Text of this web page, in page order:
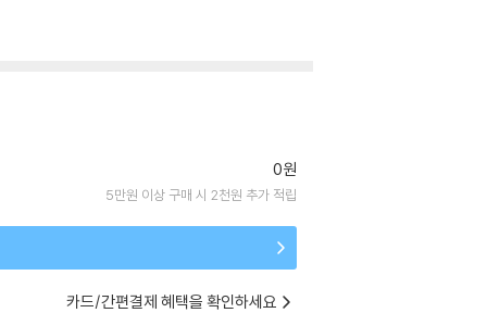
0원
5만원 이상 구매 시 2천원 추가 적립
카드/간편결제 혜택을 확인하세요